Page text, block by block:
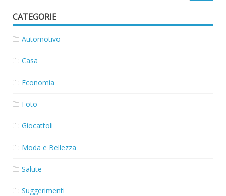
CATEGORIE
Automotivo
Casa
Economia
Foto
Giocattoli
Moda e Bellezza
Salute
Suggerimenti